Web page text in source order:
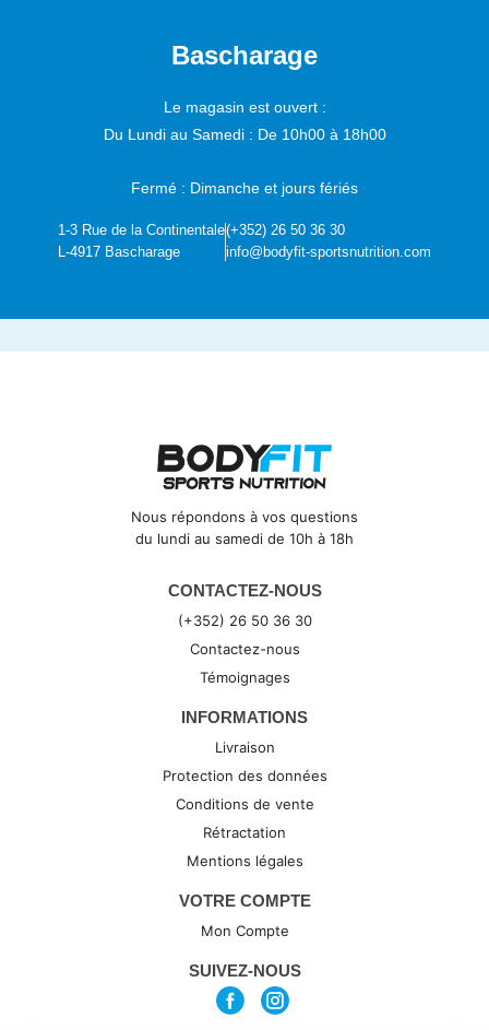
Bascharage
Le magasin est ouvert :
Du Lundi au Samedi : De 10h00 à 18h00
Fermé : Dimanche et jours fériés
1-3 Rue de la Continentale
L-4917 Bascharage
(+352) 26 50 36 30
info@bodyfit-sportsnutrition.com
Nous répondons à vos questions
du lundi au samedi de 10h à 18h
CONTACTEZ-NOUS
(+352) 26 50 36 30
Contactez-nous
Témoignages
INFORMATIONS
Livraison
Protection des données
Conditions de vente
Rétractation
Mentions légales
VOTRE COMPTE
Mon Compte
SUIVEZ-NOUS